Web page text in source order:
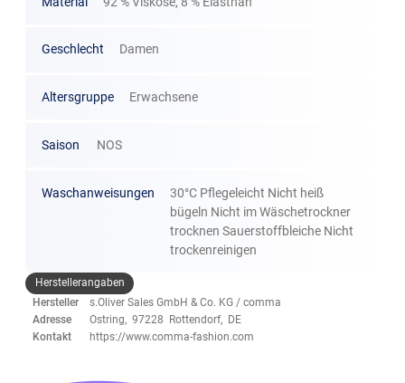
Geschlecht Damen
Altersgruppe Erwachsene
Saison NOS
Waschanweisungen
30°C Pflegeleicht Nicht heiß
bügeln Nicht im Wäschetrockner
trocknen Sauerstoffbleiche Nicht
trockenreinigen
Herstellerangaben
Hersteller
s.Oliver Sales GmbH & Co. KG / comma
Adresse
Ostring, 97228 Rottendorf, DE
Kontakt
https://www.comma-fashion.com